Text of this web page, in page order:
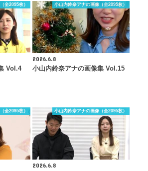
全2095枚）
Vol.4
小山内鈴奈アナの画像（全2095枚）
2026.6.8
小山内鈴奈アナの画像集 Vol.15
全2095枚） 小山内鈴奈アナの画像（全2095枚）
2026.6.8